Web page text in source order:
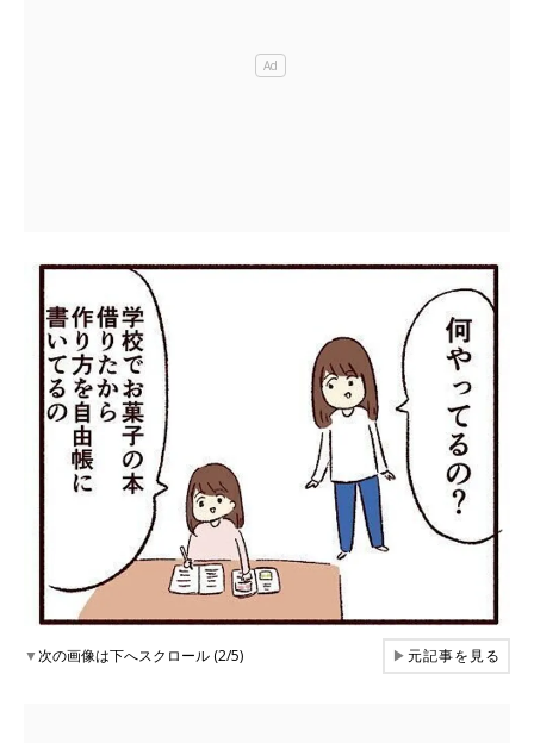
▼次の画像は下へスクロール (2/5) ▶元記事を見る